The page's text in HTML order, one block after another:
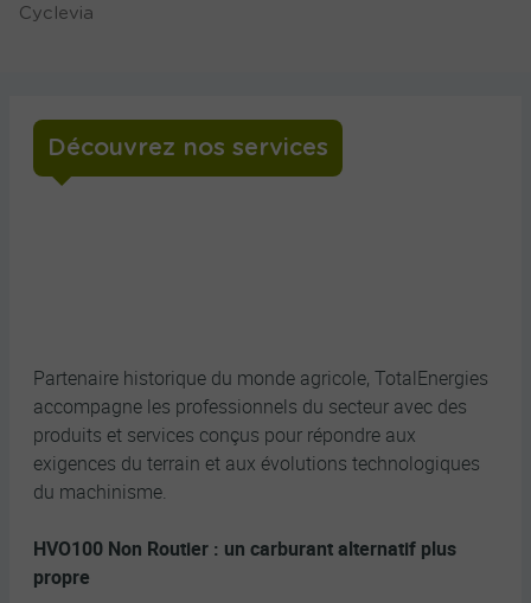
Cyclevia
Découvrez nos services
Partenaire historique du monde agricole, TotalEnergies
accompagne les professionnels du secteur avec des
produits et services conçus pour répondre aux
exigences du terrain et aux évolutions technologiques
du machinisme.
HVO100 Non Routier : un carburant alternatif plus
propre